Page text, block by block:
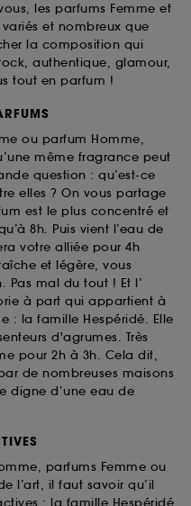
les parfums Femme et
et nombreux que
la composition qui
authentique, glamour,
tout en parfum !
ou parfum Homme,
même fragrance peut
question : qu’est-ce
elles ? On vous partage
est le plus concentré et
8h. Puis vient l’eau de
votre alliée pour 4h
et légère, vous
Pas mal du tout ! Et l’
à part qui appartient à
: la famille Hespéridé. Elle
d'agrumes. Très
pour 2h à 3h. Cela dit,
de nombreuses maisons
digne d’une eau de
parfums Femme ou
l’art, il faut savoir qu’il